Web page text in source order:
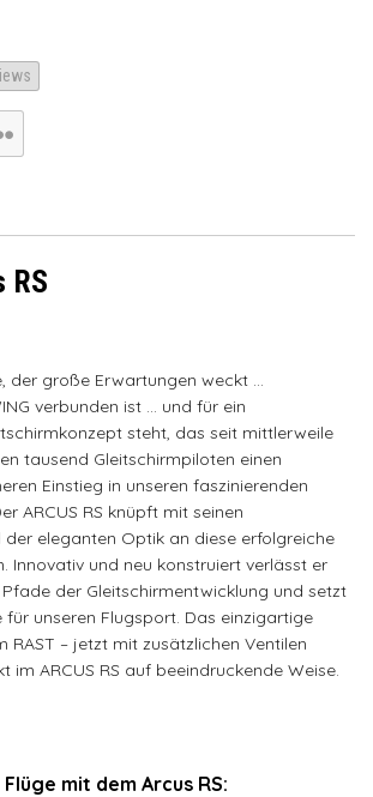
RS
der große Erwartungen weckt …
verbunden ist … und für ein
steht, das seit mittlerweile
tausend Gleitschirmpiloten einen
Einstieg in unseren faszinierenden
ARCUS RS knüpft mit seinen
der eleganten Optik an diese erfolgreiche
Innovativ und neu konstruiert verlässt er
der Gleitschirmentwicklung und setzt
für unseren Flugsport. Das einzigartige
RAST – jetzt mit zusätzlichen Ventilen
im ARCUS RS auf beeindruckende Weise.
mit dem Arcus RS: